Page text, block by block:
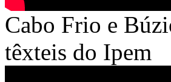
Cabo Frio e
têxteis do Ipem